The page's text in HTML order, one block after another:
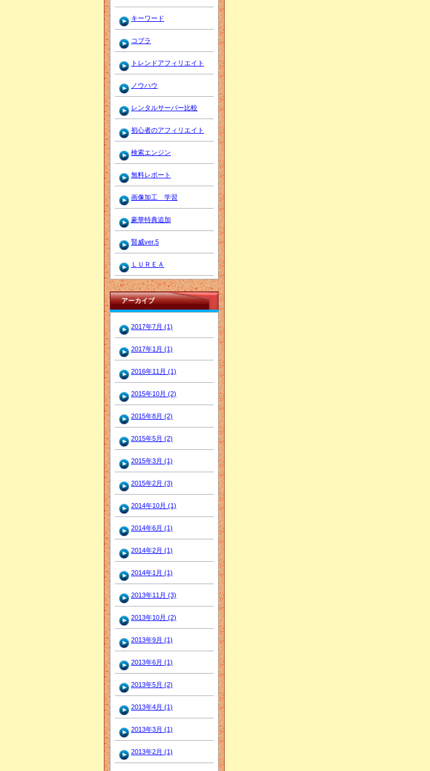
キーワード
コブラ
トレンドアフィリエイト
ノウハウ
レンタルサーバー比較
初心者のアフィリエイト
検索エンジン
無料レポート
画像加工 学習
豪華特典追加
賢威ver.5
ＬＵＲＥＡ
アーカイブ
2017年7月 (1)
2017年1月 (1)
2016年11月 (1)
2015年10月 (2)
2015年8月 (2)
2015年5月 (2)
2015年3月 (1)
2015年2月 (3)
2014年10月 (1)
2014年6月 (1)
2014年2月 (1)
2014年1月 (1)
2013年11月 (3)
2013年10月 (2)
2013年9月 (1)
2013年6月 (1)
2013年5月 (2)
2013年4月 (1)
2013年3月 (1)
2013年2月 (1)